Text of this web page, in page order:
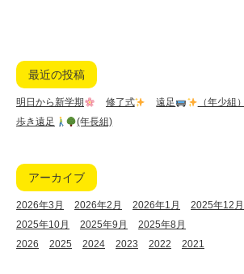
最近の投稿
明日から新学期 修了式 遠足
（年少組）
歩き遠足
(年長組)
アーカイブ
2026年3月 2026年2月 2026年1月 2025年12月
2025年10月
2025年9月
2025年8月
2026
2025 2024 2023 2022 2021